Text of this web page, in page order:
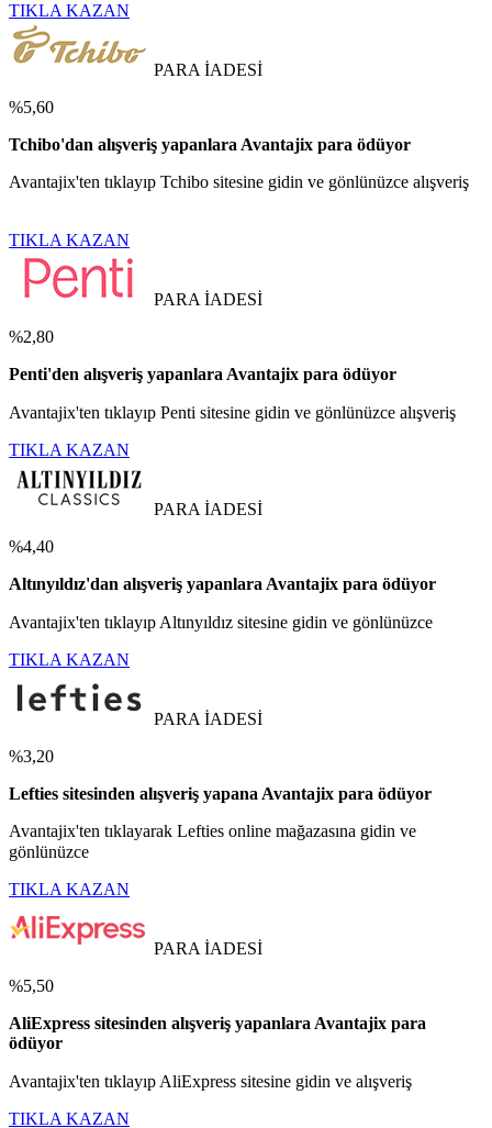
TIKLA KAZAN
PARA İADESİ
%5,60
Tchibo'dan alışveriş yapanlara Avantajix para ödüyor
Avantajix'ten tıklayıp Tchibo sitesine gidin ve gönlünüzce alışveriş
TIKLA KAZAN
PARA İADESİ
%2,80
Penti'den alışveriş yapanlara Avantajix para ödüyor
Avantajix'ten tıklayıp Penti sitesine gidin ve gönlünüzce alışveriş
TIKLA KAZAN
PARA İADESİ
%4,40
Altınyıldız'dan alışveriş yapanlara Avantajix para ödüyor
Avantajix'ten tıklayıp Altınyıldız sitesine gidin ve gönlünüzce
TIKLA KAZAN
PARA İADESİ
%3,20
Lefties sitesinden alışveriş yapana Avantajix para ödüyor
Avantajix'ten tıklayarak Lefties online mağazasına gidin ve
gönlünüzce
TIKLA KAZAN
PARA İADESİ
%5,50
AliExpress sitesinden alışveriş yapanlara Avantajix para
ödüyor
Avantajix'ten tıklayıp AliExpress sitesine gidin ve alışveriş
TIKLA KAZAN